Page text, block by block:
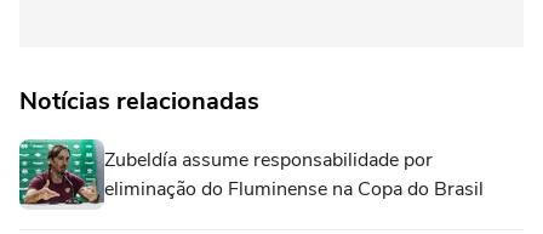
Notícias relacionadas
Zubeldía assume responsabilidade por
eliminação do Fluminense na Copa do Brasil